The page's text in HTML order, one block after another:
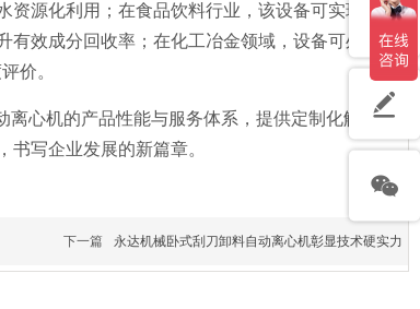
资源化利用；在食品饮料行业，该设备可实现果汁
有效成分回收率；在化工冶金领域，设备可处理涂
价。
离心机的产品性能与服务体系，提供定制化解决方
写企业发展的新篇章。
下一篇 永达机械卧式刮刀卸料自动离心机彰显技术硬实力